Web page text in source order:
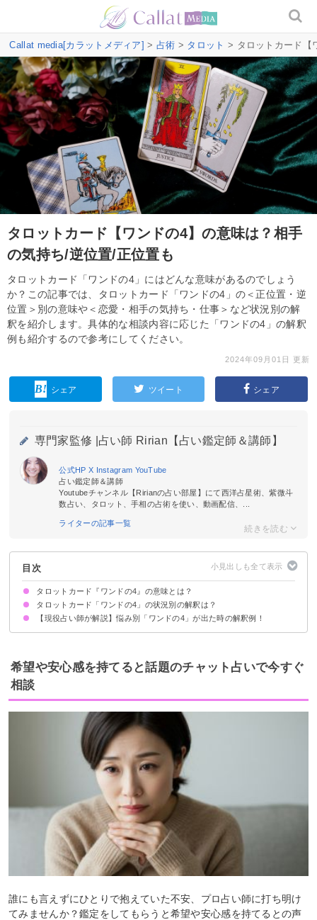
Callat media[カラットメディア] > 占術 > タロット > タロットカード【
タロットカード【ワンドの4】の意味は？相手
の気持ち/逆位置/正位置も
タロットカード「ワンドの4」にはどんな意味があるのでしょう
か？この記事では、タロットカード「ワンドの4」の＜正位置・逆
位置＞別の意味や＜恋愛・相手の気持ち・仕事＞など状況別の解
釈を紹介します。具体的な相談内容に応じた「ワンドの4」の解釈
例も紹介するので参考にしてください。
2024年09月01日 更新
シェア ツイート シェア
専門家監修 | 占い師 Ririan【占い鑑定師＆講師】
公式HP X Instagram YouTube
占い鑑定師＆講師
Youtubeチャンネル【Ririanの占い部屋】にて西洋占星術、紫微斗
数占い、タロット、手相の占術を使い、動画配信、...
ライターの記事一覧
目次
タロットカード『ワンドの4』の意味とは？
絵柄の示す意味
正位置が出た時の基本的な意味・解釈
逆位置が出た時の基本的な意味・解釈
タロットカード「ワンドの4」の状況別の解釈は？
恋愛｜正位置が出た時
恋愛｜逆位置が出た時
相手の気持ち｜正位置が出た時
相手の気持ち｜逆位置が出た時
復縁｜正位置が出た時
復縁｜逆位置が出た時
片思いの未来｜正位置が出た時
片思いの未来｜逆位置が出た時
仕事｜正位置が出た時
仕事｜逆位置が出た時
人間関係｜正位置が出た時
人間関係｜逆位置が出た時
金運｜正位置が出た時
金運｜逆位置が出た時
【現役占い師が解説】悩み別「ワンドの4」が出た時の解釈例！
人間関係について
転職について
片思いの未来について
希望や安心感を持てると話題のチャット占いで今すぐ
相談
誰にも言えずにひとりで抱えていた不安、プロ占い師に打ち明け
てみませんか？鑑定をしてもらうと希望や安心感を持てるとの声